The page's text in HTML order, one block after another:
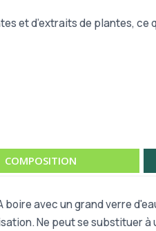
et d’extraits de
COMPOSITION
boire avec un grand verre
Ne peut se substituer